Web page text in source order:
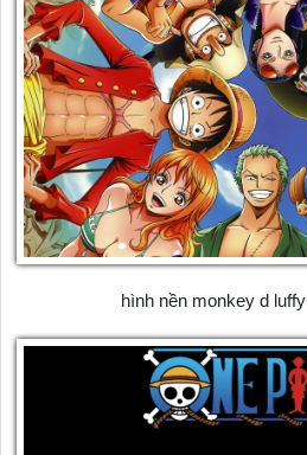
hình nền monkey d luffy